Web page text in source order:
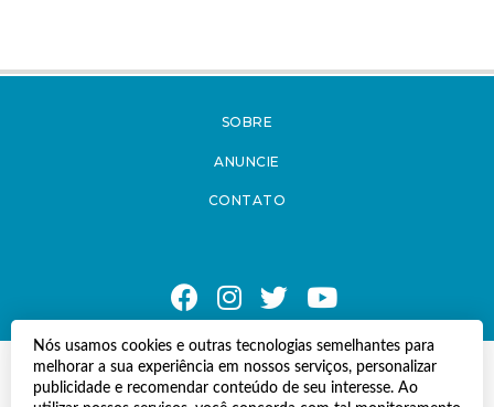
Nós usamos cookies e outras tecnologias semelhantes para
melhorar a sua experiência em nossos serviços, personalizar
publicidade e recomendar conteúdo de seu interesse. Ao
SOBRE
ANUNCIE
CONTATO
© Copyright 2021 A Notícia do Caparaó.
Todos os direitos reservados.